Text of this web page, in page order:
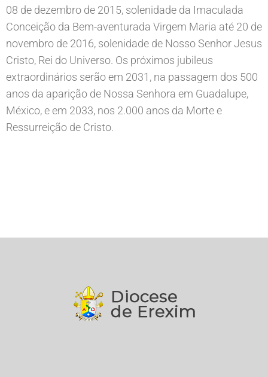
08 de dezembro de 2015, solenidade da Imaculada
Conceição da Bem-aventurada Virgem Maria até 20 de
novembro de 2016, solenidade de Nosso Senhor Jesus
Cristo, Rei do Universo. Os próximos jubileus
extraordinários serão em 2031, na passagem dos 500
anos da aparição de Nossa Senhora em Guadalupe,
México, e em 2033, nos 2.000 anos da Morte e
Ressurreição de Cristo.